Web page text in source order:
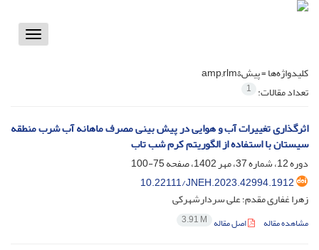
Toggle
کلیدواژه‌ها =پیش&amp;rlm
تعداد مقالات: 1
اثرگذاری تغییرات آب و هوایی در پیش ‏بینی مصرف ماهانه آب شرب منطقه
سیستان با استفاده از الگوریتم کرم شب‏ تاب
دوره 12، شماره 37، مهر 1402، صفحه
75-100
10.22111/JNEH.2023.42994.1912
زهرا غفاری مقدم؛ علی سردارشهرکی
مشاهده مقاله اصل مقاله 3.91 M